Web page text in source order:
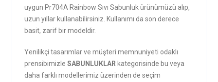
uygun Pr704A Rainbow Sıvı Sabunluk ürünümüzü alıp,
uzun yıllar kullanabilirsiniz. Kullanımı da son derece
basit, zarif bir modeldir.
Yenilikçi tasarımlar ve müşteri memnuniyeti odaklı
prensibimizle SABUNLUKLAR kategorisinde bu veya
daha farklı modellerimiz üzerinden de seçim